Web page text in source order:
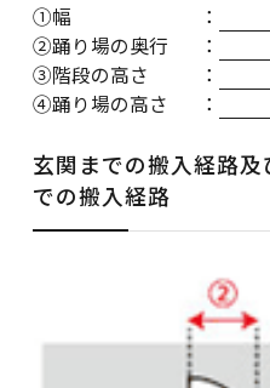
①幅
：
②踊り場の奥行
：
③階段の高さ
：
④踊り場の高さ
：
玄関までの搬入経路
での搬入経路